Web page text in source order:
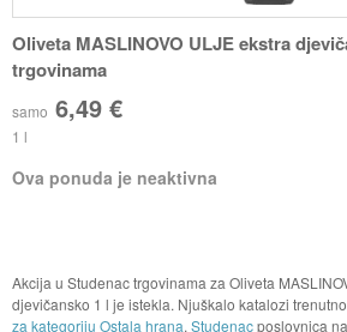
Oliveta MASLINOVO ULJE ekstra
trgovinama
samo 6,49 €
1 l
Ova ponuda je neaktivna
Akcija u Studenac trgovinama za Oliveta
djevičansko 1 l je istekla. Njuškalo katalozi
za kategoriju Ostala hrana. Studenacposlovnica